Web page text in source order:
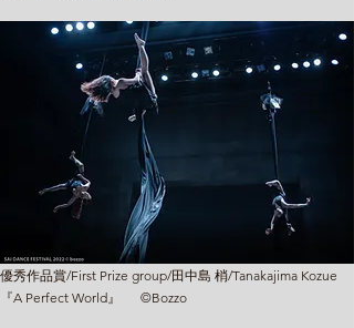
優秀作品賞/First Prize group/田中島 梢/Tanakajima Kozue
『A Perfect World』 ©Bozzo